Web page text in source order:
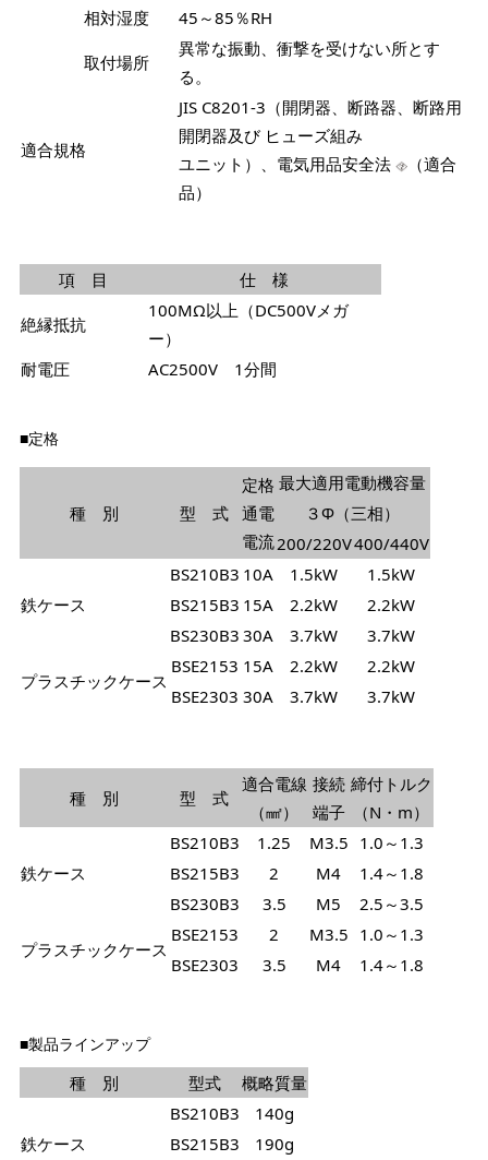
相対湿度
45～85％RH
取付場所
異常な振動、衝撃を受けない所とす
る。
適合規格
JIS C8201-3（開閉器、断路器、断路用
開閉器及び ヒューズ組み
ユニット）、電気用品安全法
（適合
品）
項 目 仕 様
絶縁抵抗
100MΩ以上（DC500Vメガ
ー）
耐電圧
AC2500V 1分間
■定格
種 別 型 式
定格
通電
電流
最大適用電動機容量
３Φ（三相）
200/220V400/440V
鉄ケース
BS210B3 10A 1.5kW
1.5kW
BS215B3 15A 2.2kW
2.2kW
BS230B3 30A 3.7kW 3.7kW
プラスチックケース
BSE2153 15A 2.2kW
2.2kW
BSE2303 30A 3.7kW 3.7kW
種 別 型 式
適合電線
（㎟）
接続
端子
締付トルク
（N・m）
鉄ケース
BS210B3 1.25 M3.5 1.0～1.3
BS215B3
2 M4
1.4～1.8
BS230B3
3.5 M5 2.5～3.5
プラスチックケース
BSE2153 2 M3.5 1.0～1.3
BSE2303
3.5 M4 1.4～1.8
■製品ラインアップ
種 別 型式 概略質量
鉄ケース
BS210B3
140g
BS215B3
190g